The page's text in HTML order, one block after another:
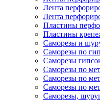
Лента
Лента
Пластины
Пластины
Саморезы и
Саморезы по
Саморезы
Саморезы по
Саморезы по
Саморезы по
Саморезы,